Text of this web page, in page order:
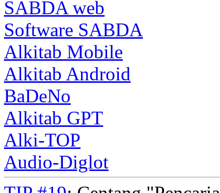
SABDA web
Software SABDA
Alkitab Mobile
Alkitab Android
BaDeNo
Alkitab GPT
Alki-TOP
Audio-Diglot